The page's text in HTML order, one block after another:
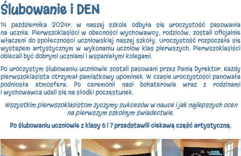
Ślubowanie i DEN
14 października 2024r. w naszej szkole odbyła się uroczystość pasowania
na ucznia. Pierwszoklasiści w obecności wychowawcy, rodziców, zostali oficjalnie
włączeni do społeczności uczniowskiej naszej szkoły. Uroczystość rozpoczęła się
występem artystycznym w wykonaniu uczniów klas pierwszych. Pierwszoklasiści
obiecali być dobrymi uczniami i wspaniałymi kolegami.
Po uroczystym ślubowaniu uczniowie zostali pasowani przez Panią Dyrektor. Każdy
pierwszoklasista otrzymał pamiątkowy upominek. W czasie uroczystości panowała
podniosła atmosfera. Po ceremonii nasi bohaterowie wraz z rodzinami
i wychowawcą udali się na słodki poczęstunek.
Wszystkim pierwszoklasistom życzymy sukcesów w nauce i jak najlepszych ocen
na pierwszym szkolnym świadectwie.
Po ślubowaniu uczniowie z klasy 6 i 7 przedstawili ciekawą część artystyczną.